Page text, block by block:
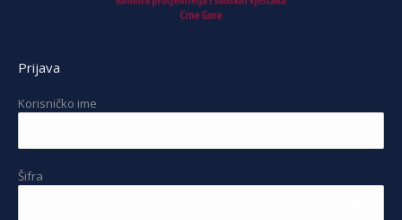
Prijava
Korisničko ime
Šifra